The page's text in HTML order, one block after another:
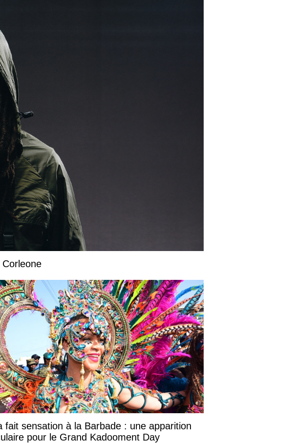
fait sensation à la Barbade : une apparition
pour le Grand Kadooment Day